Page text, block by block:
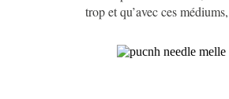
trop et qu’avec ces